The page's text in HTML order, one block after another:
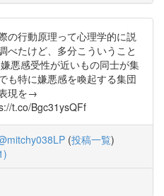
の行動原理って心理学的に説
べたけど、多分こういうこと
悪感受性が近いもの同士が集
も特に嫌悪感を喚起する集団
現を→
t.co/Bgc31ysQFf
(投稿一覧)